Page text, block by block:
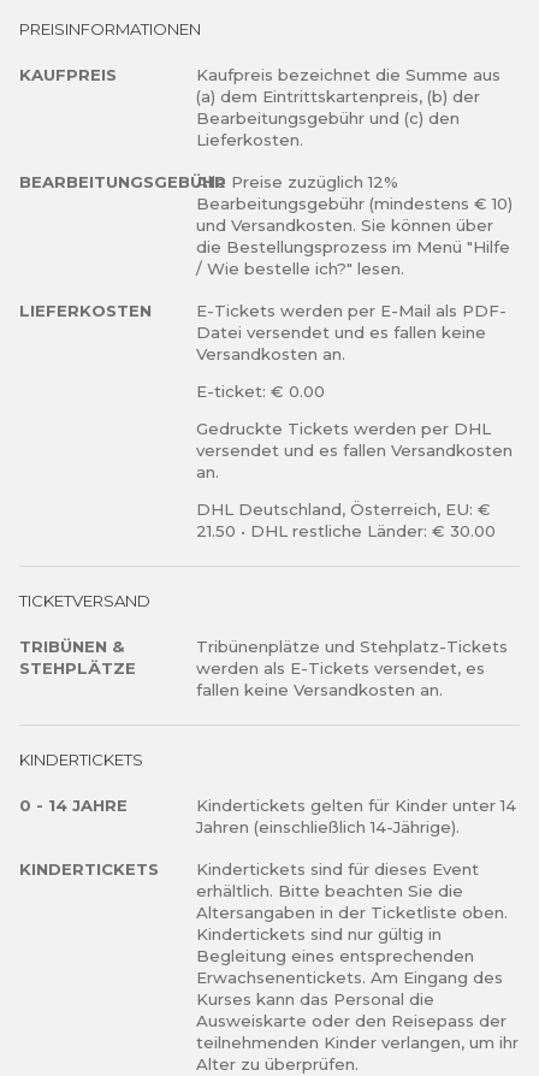
Dieses Ticket wird als E-Ticket zugestellt.
Diese Eintrittskarte ist gültig am: Sonntag
Nummerierte Sitzplätze
Dieses Ticket wird als E-Ticket zugestellt.
PREISINFORMATIONEN
KAUFPREIS
Kaufpreis bezeichnet die Summe aus
(a) dem Eintrittskartenpreis, (b) der
Bearbeitungsgebühr und (c) den
Lieferkosten.
BEARBEITUNGSGEBÜHRAlle Preise zuzüglich 12%
Bearbeitungsgebühr (mindestens € 10)
und Versandkosten. Sie können über
die Bestellungsprozess im Menü "Hilfe
/ Wie bestelle ich?" lesen.
LIEFERKOSTEN
E-Tickets werden per E-Mail als PDF-
Datei versendet und es fallen keine
Versandkosten an.
E-ticket: € 0.00
Gedruckte Tickets werden per DHL
versendet und es fallen Versandkosten
an.
DHL Deutschland, Österreich, EU: €
21.50 • DHL restliche Länder: € 30.00
TICKETVERSAND
TRIBÜNEN &
STEHPLÄTZE
Tribünenplätze und Stehplatz-Tickets
werden als E-Tickets versendet, es
fallen keine Versandkosten an.
KINDERTICKETS
0 - 14 JAHRE
Kindertickets gelten für Kinder unter 14
Jahren (einschließlich 14-Jährige).
KINDERTICKETS
Kindertickets sind für dieses Event
erhältlich. Bitte beachten Sie die
Altersangaben in der Ticketliste oben.
Kindertickets sind nur gültig in
Begleitung eines entsprechenden
Erwachsenentickets. Am Eingang des
Kurses kann das Personal die
Ausweiskarte oder den Reisepass der
teilnehmenden Kinder verlangen, um ihr
Alter zu überprüfen.